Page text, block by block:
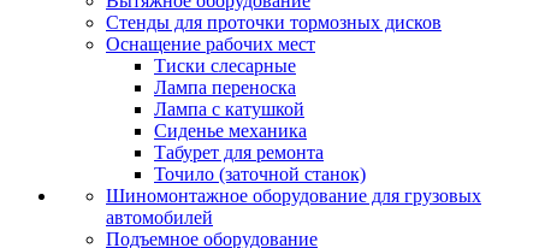
Стенды для проточки тормозных дисков
Оснащение рабочих мест
Тиски слесарные
Лампа переноска
Лампа с катушкой
Сиденье механика
Табурет для ремонта
Точило (заточной станок)
Шиномонтажное оборудование для грузовых
автомобилей
Подъемное оборудование